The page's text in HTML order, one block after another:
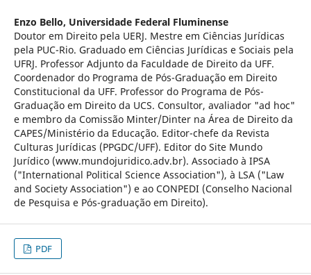
Enzo Bello, Universidade Federal Fluminense
Doutor em Direito pela UERJ. Mestre em Ciências Jurídicas
pela PUC-Rio. Graduado em Ciências Jurídicas e Sociais pela
UFRJ. Professor Adjunto da Faculdade de Direito da UFF.
Coordenador do Programa de Pós-Graduação em Direito
Constitucional da UFF. Professor do Programa de Pós-
Graduação em Direito da UCS. Consultor, avaliador "ad hoc"
e membro da Comissão Minter/Dinter na Área de Direito da
CAPES/Ministério da Educação. Editor-chefe da Revista
Culturas Jurídicas (PPGDC/UFF). Editor do Site Mundo
Jurídico (www.mundojuridico.adv.br). Associado à IPSA
("International Political Science Association"), à LSA ("Law
and Society Association") e ao CONPEDI (Conselho Nacional
de Pesquisa e Pós-graduação em Direito).
PDF